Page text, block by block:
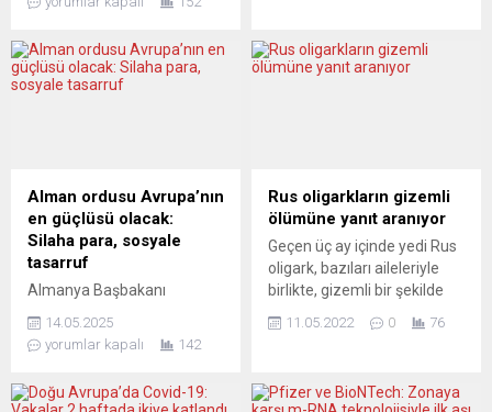
Seçimde baraj olmadığı için
bağımsız aday meclise
girebiliyor. Dolayısıyla çok
seçimden sonra 270...
hedef gösterilmesinden kısa
süre sonra ırkçıların
(PEG) imzalı mektupta ırkçı,
İslam ve Türk karşıtı ifadeler
yer aldı. Mektubu inceleyen
polis, konunun Devlet
Güvenlik...
Alman ordusu Avrupa’nın
en güçlüsü olacak:
Silaha para, sosyale
tasarruf
Almanya Başbakanı
açıklamasında savunma
harcamalarını büyük ölçüde
Hedef: Avrupa’nın en güçlü
14.05.2025
yorumlar kapalı
142
Rus oligarkların gizemli
ölümüne yanıt aranıyor
Geçen üç ay içinde yedi Rus
oligark, bazıları aileleriyle
birlikte, gizemli bir şekilde
çoğu Rusya’nın petrol ve
Nisan 2022, yer İspanya’nın
11.05.2022 0 76